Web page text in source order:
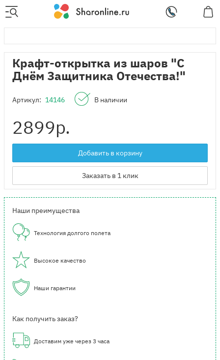
Крафт-открытка из шаров "С
Днём Защитника Отечества!"
Артикул: 14146 В наличии
2899р.
Добавить в корзину
Заказать в 1 клик
Наши преимущества
Технология долгого полета
Высокое качество
Наши гарантии
Как получить заказ?
Доставим уже через 3 часа